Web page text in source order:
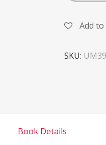
Add
SKU: UM39
Book Details